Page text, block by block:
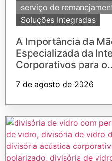
serviço de
Soluções Integradas
A Importância da
Especializada da
Corporativos para
7 de agosto de 2026